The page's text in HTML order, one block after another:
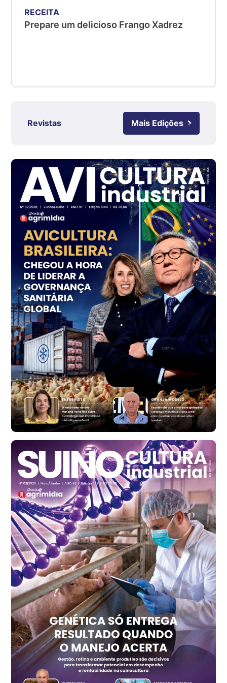
Suíno - Estadual
SC
Ovo Branco - Regional
cx
Ovo Branco - Regional
Branco
R$ 145,34
cx
Ovo Vermelho - Regional
Grande São Paulo (SP)
R$ 155,59
cx
Ovo Vermelho - Regional
Vermelho
R$ 159,31
cx
Ovo Branco - Regional
Bastos (SP)
R$ 134,40
cx
Ovo Vermelho - Regional
Bastos (SP)
R$ 147,87
cx
Frango - Indicador
SP
R$ 7,13
kg
Frango - Indicador
SP
R$ 7,15
kg
Trigo Atacado - Regional
PR
R$ 1.414,20
t
Trigo Atacado - Regional
RS
R$ 1.314,40
t
Ovo Vermelho - Regional
Vermelho
R$ 171,15
RECEITA
Prepare um delicioso Frango Xadrez
Revistas Mais Edições